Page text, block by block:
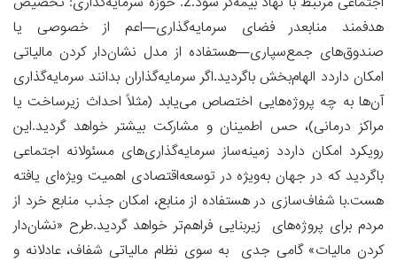
هدفمند منابعدر فضای سرمایه‌گذاری—اعم از خصوصی یا
صندوق‌های جمع‌سپاری—هستفاده از مدل نشان‌دار کردن مالیاتی
امکان داردد الهام‌بخش باگردید.اگر سرمایه‌گذاران بدانند سرمایه‌گذاری
آن‌ها به چه پروژه‌هایی اختصاص می‌یابد (مثلاً احداث زیرساخت یا
مراکز درمانی)، حس اطمینان و مشارکت بیشتر خواهد گردید.این
رویکرد امکان داردد زمینه‌ساز سرمایه‌گذاری‌های مسئولانه اجتماعی
باگردید که در جهان به‌ویژه در توسعه‌اقتصادی اهمیت ویژه‌ای یافته
هست.با شفاف‌سازی در هستفاده از منابع، امکان جذب منابع خرد از
مردم برای پروژه‌های زیربنایی فراهم‌تر خواهد گردید.طرح «نشان‌دار
کردن مالیات» گامی جدی به سوی نظام مالیاتی شفاف، عادلانه و